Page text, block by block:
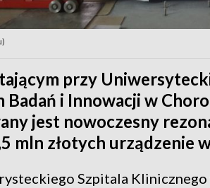
przy
Badań i Innowacji w
jest nowoczesny
mln złotych urządzenie
Szpitala